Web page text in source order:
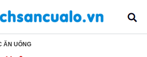
ĂN UỐNG